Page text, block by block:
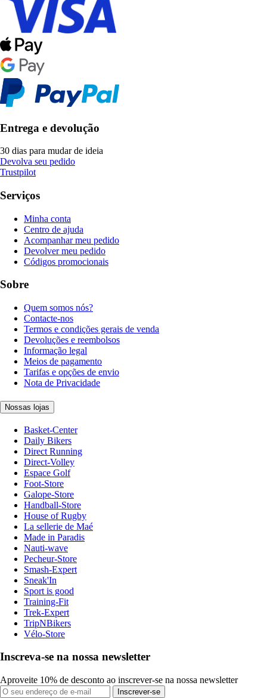
Entrega e devolução
30 dias para mudar de ideia
Devolva seu pedido
Trustpilot
Serviços
Minha conta
Centro de ajuda
Acompanhar meu pedido
Devolver meu pedido
Códigos promocionais
Sobre
Quem somos nós?
Contacte-nos
Termos e condições gerais de venda
Devoluções e reembolsos
Informação legal
Meios de pagamento
Tarifas e opções de envio
Nota de Privacidade
Nossas lojas
Basket-Center
Daily Bikers
Direct Running
Direct-Volley
Espace Golf
Foot-Store
Galope-Store
Handball-Store
House of Rugby
La sellerie de Maé
Made in Paradis
Nauti-wave
Pecheur-Store
Smash-Expert
Sneak'In
Sport is good
Training-Fit
Trek-Expert
TripNBikers
Vélo-Store
Inscreva-se na nossa newsletter
Aproveite 10% de desconto ao inscrever-se na nossa newsletter
Inscrever-se